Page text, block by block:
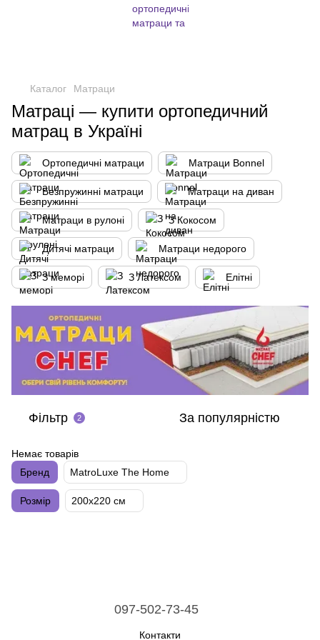
Каталог Матраци
Матраці — купити ортопедичний
матрац в Україні
Ортопедичні матраци Матраци Bonnel
Безпружинні матраци Матраци на диван
Матраци в рулоні З Кокосом
Дитячі матраци Матраци недорого
З меморі З Латексом Елітні
Фільтр 2 За популярністю
Немає товарів
Бренд
MatroLuxe The Home
Розмір 200х220 см
097-502-73-45
Контакти